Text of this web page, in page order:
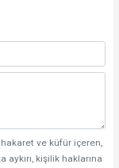
hakaret ve küfür içeren,
aykırı, kişilik haklarına